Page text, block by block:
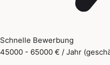
Schnelle Bewerbung
45000 - 65000 € / Jahr